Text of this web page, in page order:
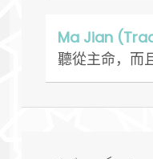
Ma Jian
聽從主命，而